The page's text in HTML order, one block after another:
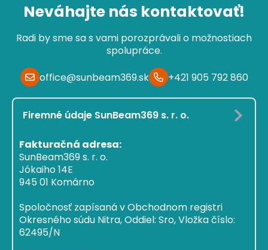
Neváhajte nás kontaktovať!
Radi by sme sa s vami porozprávali o možnostiach
spolupráce.
office@sunbeam369.sk
+421 905 792 860
Firemné údaje SunBeam369 s. r. o.
Fakturačná adresa:
SunBeam369 s. r. o.
Jókaiho 14E
945 01 Komárno
Spoločnosť zapísaná v Obchodnom registri
Okresného súdu Nitra, Oddiel: Sro, Vložka číslo:
62495/N